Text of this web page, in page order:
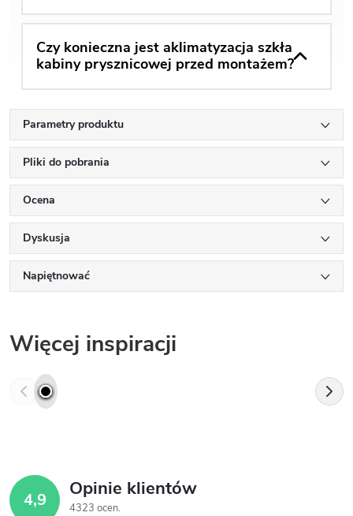
Czy konieczna jest aklimatyzacja szkła
kabiny prysznicowej przed montażem?
Parametry produktu
Pliki do pobrania
Ocena
Dyskusja
Napiętnować
Więcej inspiracji
4,9 Opinie klientów
4323 ocen